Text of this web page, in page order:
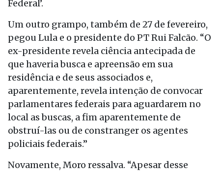
Federal’.
Um outro grampo, também de 27 de fevereiro,
pegou Lula e o presidente do PT Rui Falcão. “O
ex-presidente revela ciência antecipada de
que haveria busca e apreensão em sua
residência e de seus associados e,
aparentemente, revela intenção de convocar
parlamentares federais para aguardarem no
local as buscas, a fim aparentemente de
obstruí-las ou de constranger os agentes
policiais federais.”
Novamente, Moro ressalva. “Apesar desse